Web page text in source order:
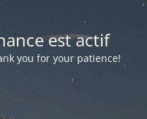
est actif
you for your patience!